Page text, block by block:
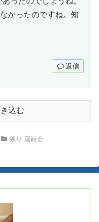
かったのですね。知
返信
込む
独り 運転会